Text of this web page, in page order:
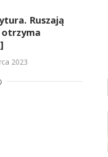
Ruszają
otrzyma
2023